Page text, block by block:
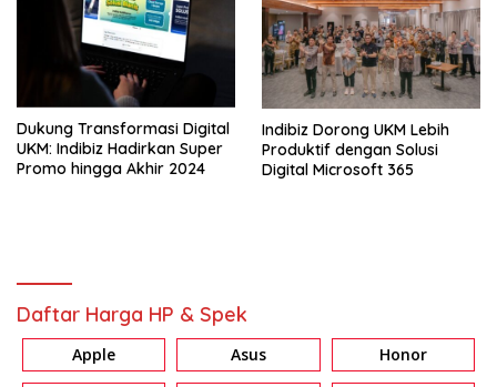
Dukung Transformasi Digital
UKM: Indibiz Hadirkan Super
Promo hingga Akhir 2024
Indibiz Dorong UKM Lebih
Produktif dengan Solusi
Digital Microsoft 365
Daftar Harga HP & Spek
Apple Asus Honor